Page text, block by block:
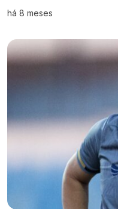
há 8 meses